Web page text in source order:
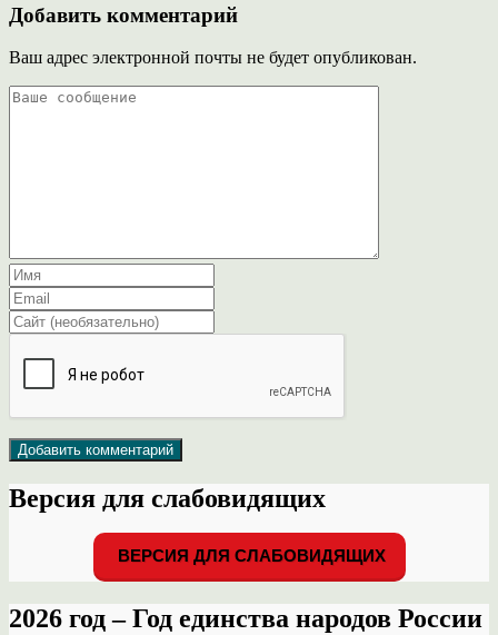
Добавить комментарий
Ваш адрес электронной почты не будет опубликован.
Версия для слабовидящих
ВЕРСИЯ ДЛЯ СЛАБОВИДЯЩИХ
2026 год – Год единства народов России